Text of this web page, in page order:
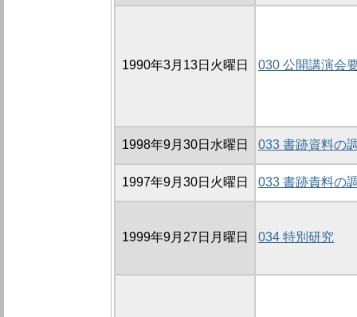
1990年3月13日火曜日 030 公開講演会
1998年9月30日水曜日 033 書跡資料の
1997年9月30日火曜日 033 書跡責料の
1999年9月27日月曜日 034 特別研究